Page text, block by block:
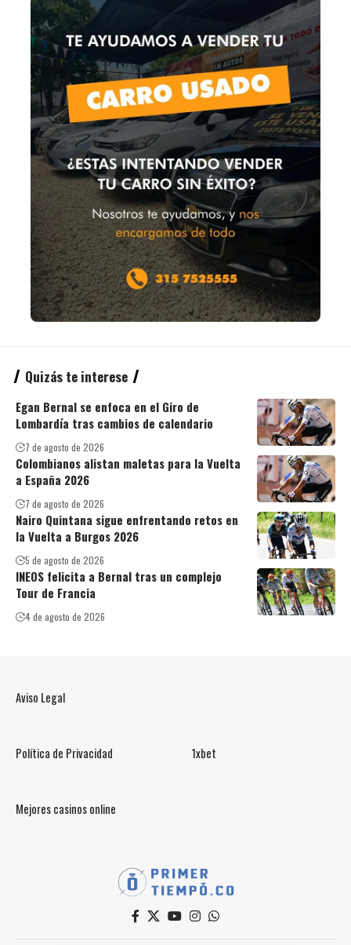
Quizás te interese
Egan Bernal se enfoca en el Giro de
Lombardía tras cambios de calendario
7 de agosto de 2026
Colombianos alistan maletas para la Vuelta
a España 2026
7 de agosto de 2026
Nairo Quintana sigue enfrentando retos en
la Vuelta a Burgos 2026
5 de agosto de 2026
INEOS felicita a Bernal tras un complejo
Tour de Francia
4 de agosto de 2026
Aviso Legal
Política de Privacidad 1xbet
Mejores casinos online